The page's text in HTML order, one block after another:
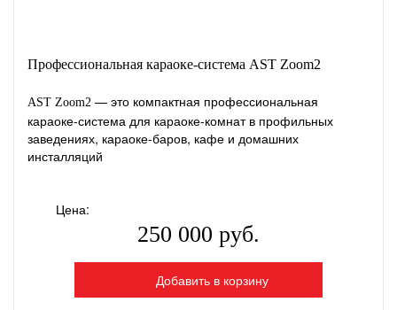
Профессиональная караоке-система AST Zoom2
AST Zoom2 — это компактная профессиональная
караоке-система для караоке-комнат в профильных
заведениях, караоке-баров, кафе и домашних
инсталляций
Цена:
250 000 руб.
Добавить в корзину